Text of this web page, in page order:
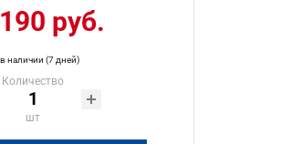
руб.
в наличии (7 дней)
Количество
шт